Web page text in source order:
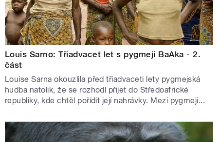
Louis Sarno: Třiadvacet let s pygmeji BaAka - 2.
část
Louise Sarna okouzlila před třiadvaceti lety pygmejská
hudba natolik, že se rozhodl přijet do Středoafrické
republiky, kde chtěl pořídit její nahrávky. Mezi pygmeji...